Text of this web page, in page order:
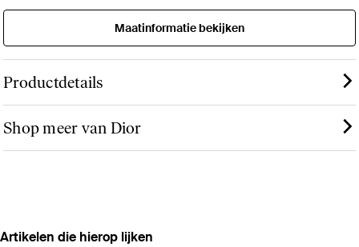
Maatinformatie bekijken
Productdetails
Shop meer van Dior
Artikelen die hierop lijken